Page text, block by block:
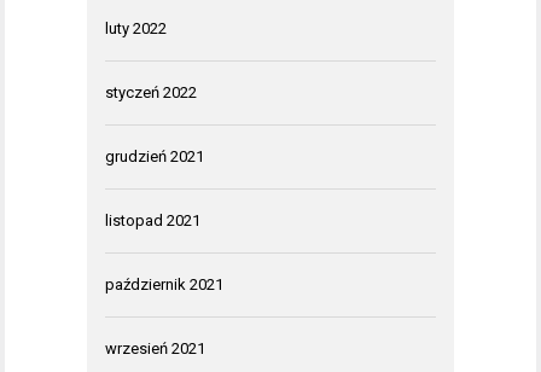
luty 2022
styczeń 2022
grudzień 2021
listopad 2021
październik 2021
wrzesień 2021